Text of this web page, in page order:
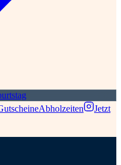
Abholzeiten
Jetzt